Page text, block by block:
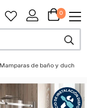
0
Mamparas de baño y ducha a